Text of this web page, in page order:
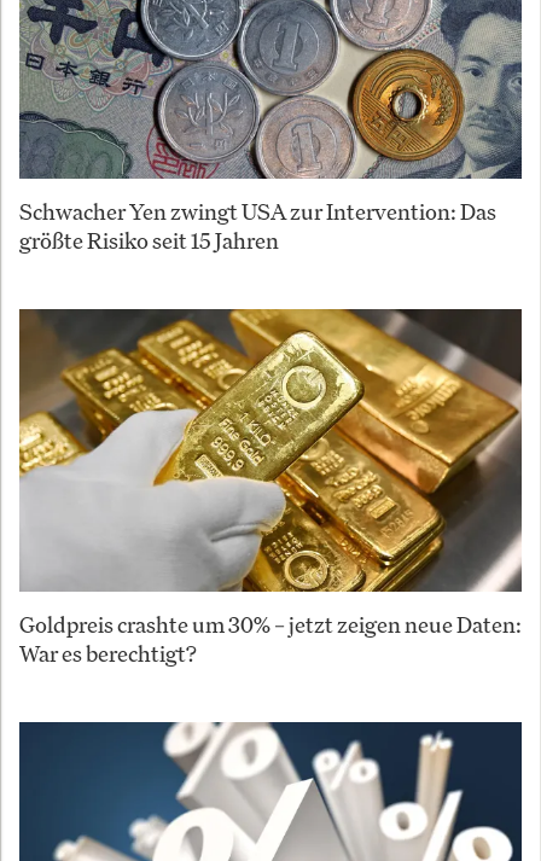
Schwacher Yen zwingt USA zur Intervention: Das
größte Risiko seit 15 Jahren
Goldpreis crashte um 30% – jetzt zeigen neue Daten:
War es berechtigt?